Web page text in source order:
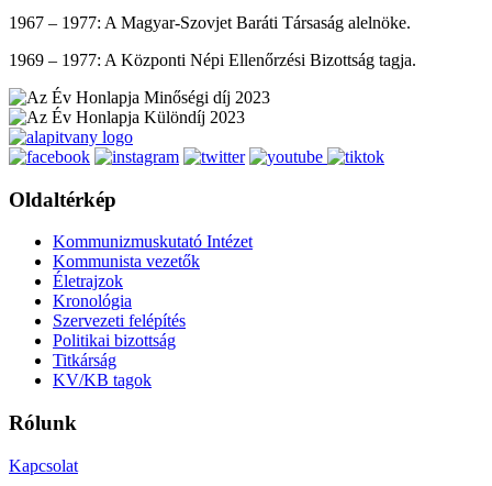
1967 – 1977: A Magyar-Szovjet Baráti Társaság alelnöke.
1969 – 1977: A Központi Népi Ellenőrzési Bizottság tagja.
Oldaltérkép
Kommunizmuskutató Intézet
Kommunista vezetők
Életrajzok
Kronológia
Szervezeti felépítés
Politikai bizottság
Titkárság
KV/KB tagok
Rólunk
Kapcsolat